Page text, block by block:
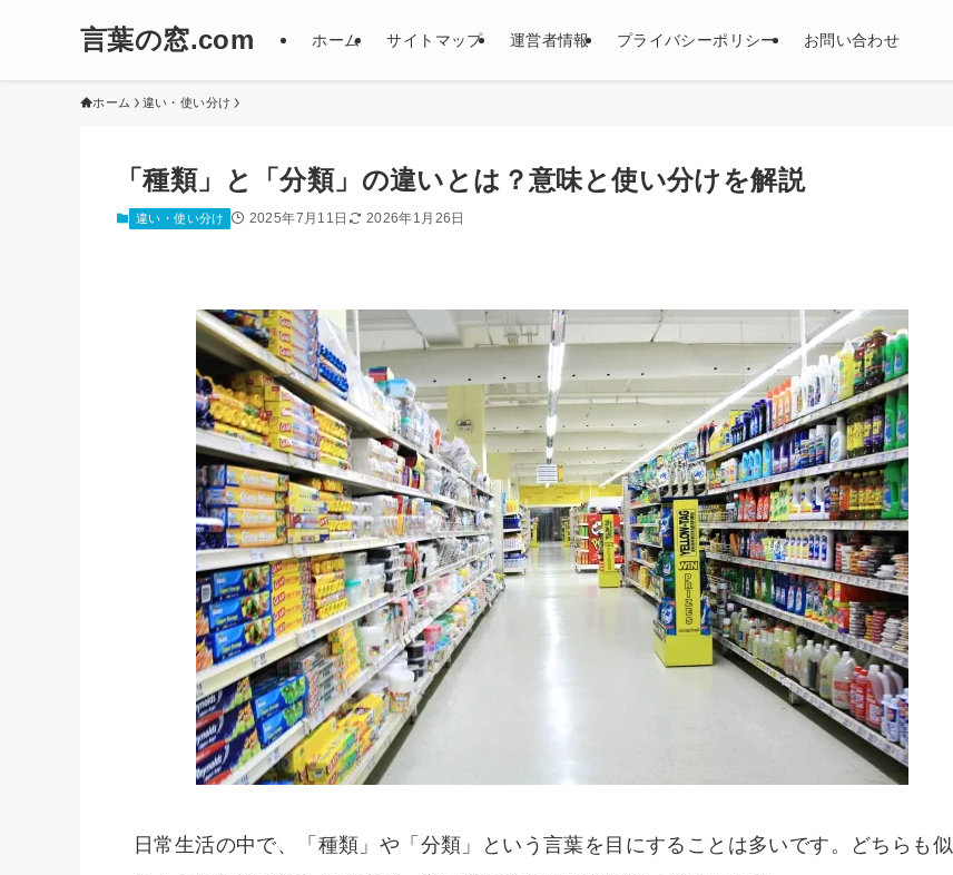
言葉の窓.com ホーム サイトマップ 運営者情報 プライバシーポリシー お問い合わせ
ホーム 違い・使い分け
「種類」と「分類」の違いとは？意味と使い分けを解説
違い・使い分け 2025年7月11日 2026年1月26日
日常生活の中で、「種類」や「分類」という言葉を目にすることは多いです。どちらも似